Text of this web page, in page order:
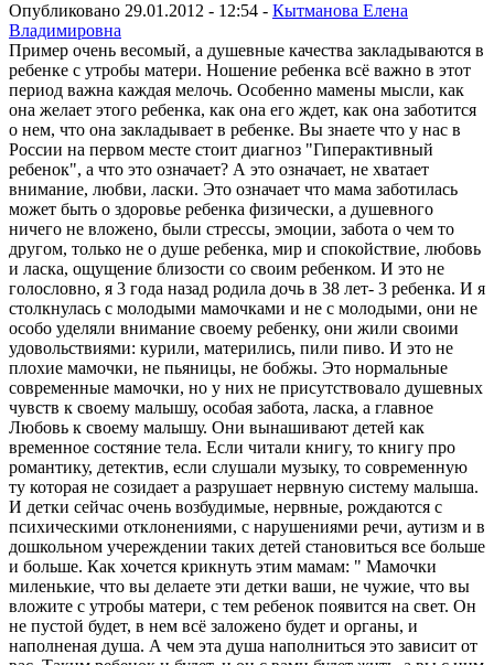
Опубликовано 29.01.2012 - 12:54 - Кытманова Елена
Владимировна
Пример очень весомый, а душевные качества закладываются в
ребенке с утробы матери. Ношение ребенка всё важно в этот
период важна каждая мелочь. Особенно мамены мысли, как
она желает этого ребенка, как она его ждет, как она заботится
о нем, что она закладывает в ребенке. Вы знаете что у нас в
России на первом месте стоит диагноз "Гиперактивный
ребенок", а что это означает? А это означает, не хватает
внимание, любви, ласки. Это означает что мама заботилась
может быть о здоровье ребенка физически, а душевного
ничего не вложено, были стрессы, эмоции, забота о чем то
другом, только не о душе ребенка, мир и спокойствие, любовь
и ласка, ощущение близости со своим ребенком. И это не
голословно, я 3 года назад родила дочь в 38 лет- 3 ребенка. И я
столкнулась с молодыми мамочками и не с молодыми, они не
особо уделяли внимание своему ребенку, они жили своими
удовольствиями: курили, матерились, пили пиво. И это не
плохие мамочки, не пьяницы, не бобжы. Это нормальные
современные мамочки, но у них не присутствовало душевных
чувств к своему малышу, особая забота, ласка, а главное
Любовь к своему малышу. Они вынашивают детей как
временное состяние тела. Если читали книгу, то книгу про
романтику, детектив, если слушали музыку, то современную
ту которая не созидает а разрушает нервную систему малыша.
И детки сейчас очень возбудимые, нервные, рождаются с
психическими отклонениями, с нарушениями речи, аутизм и в
дошкольном учереждении таких детей становиться все больше
и больше. Как хочется крикнуть этим мамам: " Мамочки
миленькие, что вы делаете эти детки ваши, не чужие, что вы
вложите с утробы матери, с тем ребенок появится на свет. Он
не пустой будет, в нем всё заложено будет и органы, и
наполненая душа. А чем эта душа наполниться это зависит от